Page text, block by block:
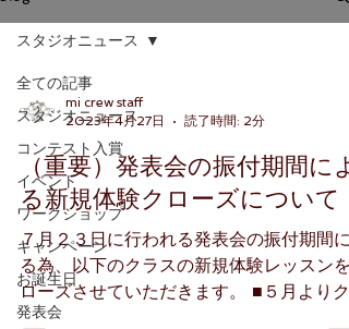
全ての記事
スタジオニュース
コンテスト入賞
イベント
ワークショップ
キャンペーン
お誕生日
発表会
スタジオニュース
mi crew staff
2023年4月27日
読了時間: 2分
（重要）発表会の振付期間によ
る新規体験クローズについて
７月２３日に行われる発表会の振付期間に
る為、以下のクラスの新規体験レッスンを
ローズさせていただきます。 ■５月よりク
ーズ ・（月）Kury HOUSE 入門クラス ・